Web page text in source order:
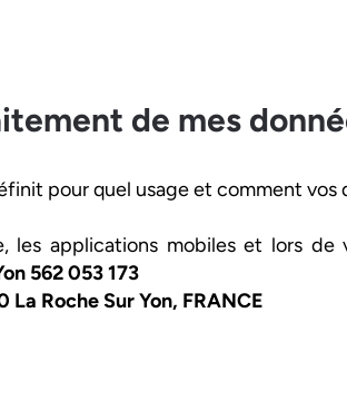
de mes
pour quel usage et comment vos
les applications mobiles et lors
562 053 173
Roche Sur Yon, FRANCE